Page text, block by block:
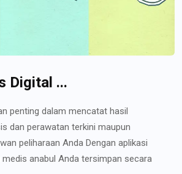
Digital ...
penting dalam mencatat hasil
dan perawatan terkini maupun
peliharaan Anda Dengan aplikasi
anabul Anda tersimpan secara